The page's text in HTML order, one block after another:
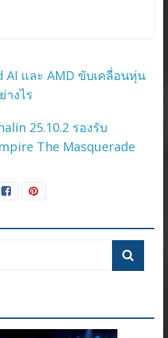
AI และ AMD ขับเคลื่อนหุ่น
งไร
25.10.2 รองรับ
The Masquerade